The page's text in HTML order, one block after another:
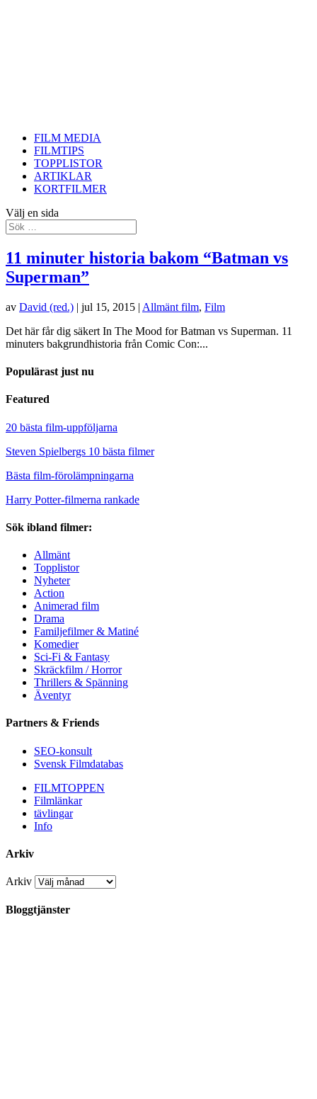
FILM MEDIA
FILMTIPS
TOPPLISTOR
ARTIKLAR
KORTFILMER
Välj en sida
11 minuter historia bakom “Batman vs
Superman”
av David (red.) | jul 15, 2015 | Allmänt film, Film
Det här får dig säkert In The Mood for Batman vs Superman. 11
minuters bakgrundhistoria från Comic Con:...
Populärast just nu
Featured
20 bästa film-uppföljarna
Steven Spielbergs 10 bästa filmer
Bästa film-förolämpningarna
Harry Potter-filmerna rankade
Sök ibland filmer:
Allmänt
Topplistor
Nyheter
Action
Animerad film
Drama
Familjefilmer & Matiné
Komedier
Sci-Fi & Fantasy
Skräckfilm / Horror
Thrillers & Spänning
Äventyr
Partners & Friends
SEO-konsult
Svensk Filmdatabas
FILMTOPPEN
Filmlänkar
tävlingar
Info
Arkiv
Arkiv
Bloggtjänster